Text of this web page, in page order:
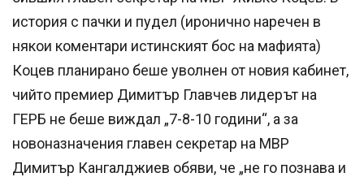
история с пачки и пудел (иронично наречен в
някои коментари истинският бос на мафията)
Коцев планирано беше уволнен от новия кабинет,
чийто премиер Димитър Главчев лидерът на
ГЕРБ не беше виждал „7-8-10 години“, а за
новоназначения главен секретар на МВР
Димитър Кангалджиев обяви, че „не го познава и